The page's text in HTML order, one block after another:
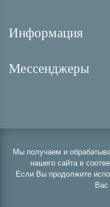
Информация
Мессенджеры
Мы получаем и
нашего сайта в
Если Вы продолжите
Вас